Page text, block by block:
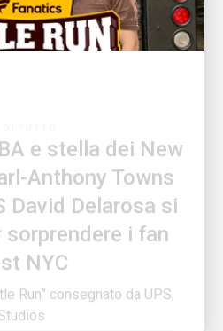
Anthony Towns
David Delarosa si
i fan
NYC
Run” consegnato da UPS,